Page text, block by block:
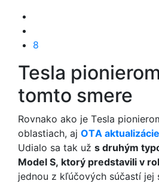
8
Tesla
tomto smere
Rovnako ako je Tesla
oblastiach, aj OTA
Udialo sa tak už s druhým
Model S, ktorý predstavili v
jednou z kľúčových súčastí jej